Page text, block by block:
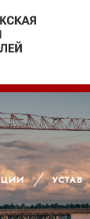
УСТАВ